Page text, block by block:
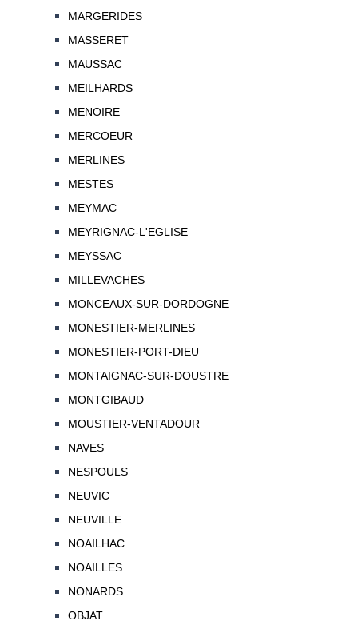
MARGERIDES
MASSERET
MAUSSAC
MEILHARDS
MENOIRE
MERCOEUR
MERLINES
MESTES
MEYMAC
MEYRIGNAC-L'EGLISE
MEYSSAC
MILLEVACHES
MONCEAUX-SUR-DORDOGNE
MONESTIER-MERLINES
MONESTIER-PORT-DIEU
MONTAIGNAC-SUR-DOUSTRE
MONTGIBAUD
MOUSTIER-VENTADOUR
NAVES
NESPOULS
NEUVIC
NEUVILLE
NOAILHAC
NOAILLES
NONARDS
OBJAT